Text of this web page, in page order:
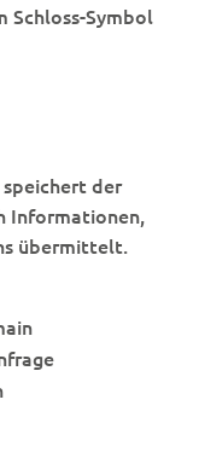
Schloss-Symbol
der
Informationen,
übermittelt.